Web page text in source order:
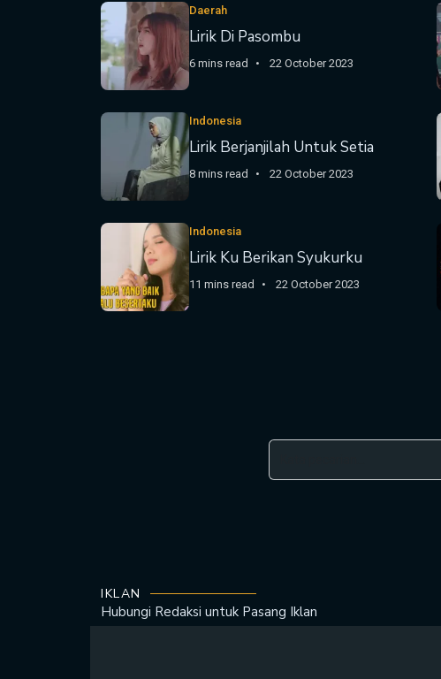
Daerah
Lirik Di Pasombu
6 mins read 22 October 2023
Indonesia
Lirik Berjanjilah Untuk Setia
8 mins read 22 October 2023
Indonesia
Lirik Ku Berikan Syukurku
11 mins read 22 October 2023
IKLAN
Hubungi Redaksi untuk Pasang Iklan